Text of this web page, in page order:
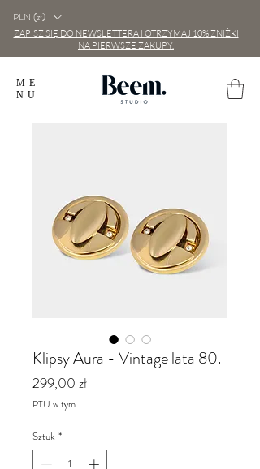
ME
NU
PLN (zł)
ZAPISZ SIĘ DO NEWSLETTERA I OTRZYMAJ 10% ZNIŻKI
NA PIERWSZE ZAKUPY.
Klipsy Aura - Vintage lata 80.
299,00 złCena
PTU w tym
Sztuk *